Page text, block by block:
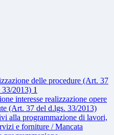
delle procedure (Art. 37
33/2013) 1
interesse realizzazione opere
(Art. 37 del d.lgs. 33/2013)
alla programmazione di lavori,
e forniture / Mancata